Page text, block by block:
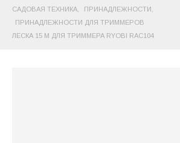
САДОВАЯ ТЕХНИКА
ПРИНАДЛЕЖНОСТИ
ПРИНАДЛЕЖНОСТИ ДЛЯ ТРИММЕРОВ
ЛЕСКА 15 М ДЛЯ ТРИММЕРА RYOBI RAC104